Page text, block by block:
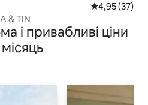
Середня
4,95 (37)
& TIN
і привабливі ціни